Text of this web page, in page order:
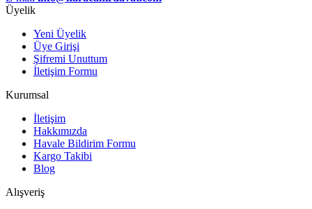
Üyelik
Yeni Üyelik
Üye Girişi
Şifremi Unuttum
İletişim Formu
Kurumsal
İletişim
Hakkımızda
Havale Bildirim Formu
Kargo Takibi
Blog
Alışveriş